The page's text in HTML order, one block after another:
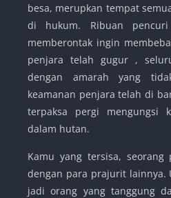
besa, merupkan tempat
di hukum. Ribuan
memberontak ingin
penjara telah gugur ,
dengan amarah yang
keamanan penjara telah di
terpaksa pergi mengungsi
dalam hutan.
Kamu yang tersisa,
dengan para prajurit lainnya.
jadi orang yang tanggung